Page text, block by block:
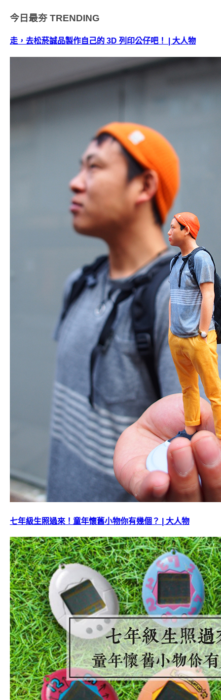
今日最夯 TRENDING
走，去松菸誠品製作自己的 3D 列印公仔吧！ | 大人物
七年級生照過來！童年懷舊小物你有幾個？ | 大人物